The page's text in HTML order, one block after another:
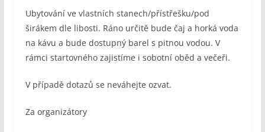
Ubytování ve vlastních stanech/přístřešku/pod
širákem dle libosti. Ráno určitě bude čaj a horká voda
na kávu a bude dostupný barel s pitnou vodou. V
rámci startovného zajistíme i sobotní oběd a večeři.
V případě dotazů se neváhejte ozvat.
Za organizátory